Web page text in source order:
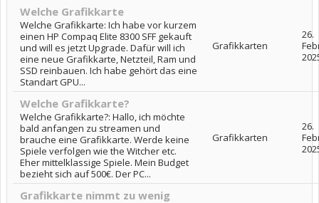
Welche Grafikkarte
Welche Grafikkarte: Ich habe vor kurzem
einen HP Compaq Elite 8300 SFF gekauft
und will es jetzt Upgrade. Dafür will ich
eine neue Grafikkarte, Netzteil, Ram und
SSD reinbauen. Ich habe gehört das eine
Standart GPU...
Grafikkarten
26.
Welche Grafikkarte?
Welche Grafikkarte?: Hallo, ich möchte
bald anfangen zu streamen und
brauche eine Grafikkarte. Werde keine
Spiele verfolgen wie the Witcher etc.
Eher mittelklassige Spiele. Mein Budget
bezieht sich auf 500€. Der PC...
Grafikkarten
26.
Grafikkarte nimmt zu wenig